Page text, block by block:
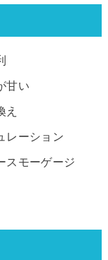
甘い
え
レーション
スモーゲージ